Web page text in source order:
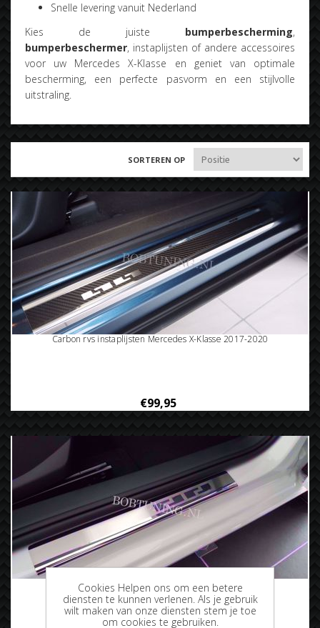
Snelle levering vanuit Nederland
Kies de juiste bumperbescherming,
bumperbeschermer, instaplijsten of andere accessoires
voor uw Mercedes X-Klasse en geniet van optimale
bescherming, een perfecte pasvorm en een stijlvolle
uitstraling.
SORTEREN OP
Carbon rvs instaplijsten Mercedes X-Klasse 2017-2020
€99,95
Rvs instaplijsten Mercedes X-Klasse 2017-2020
Cookies Helpen ons om een betere
diensten te kunnen verlenen. Als je gebruik
wilt maken van onze diensten stem je toe
om cookies te gebruiken.